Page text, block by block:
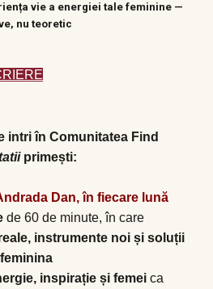
vie a energiei tale feminine —
nu teoretic
intri în Comunitatea Find
atii primești:
Dan, în fiecare lună
de 60 de minute, în care
instrumente noi și soluții
inspirație și femei ca